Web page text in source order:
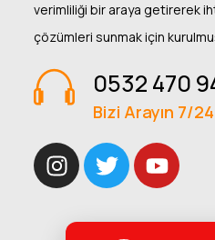
verimliliği bir araya getirerek
çözümleri sunmak için
0532 470
Bizi Arayın 7/24